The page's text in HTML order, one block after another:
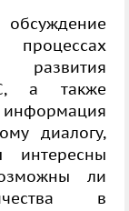
а также
диалогу,
ли
в